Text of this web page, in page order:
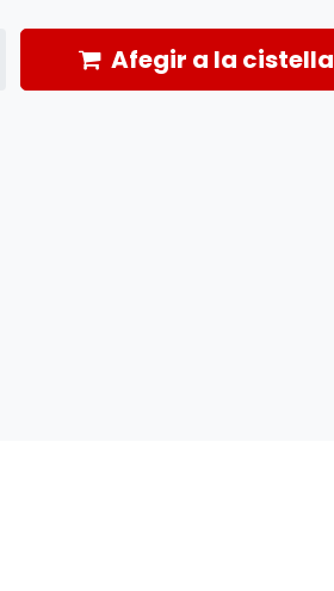
Afegir a la cistella